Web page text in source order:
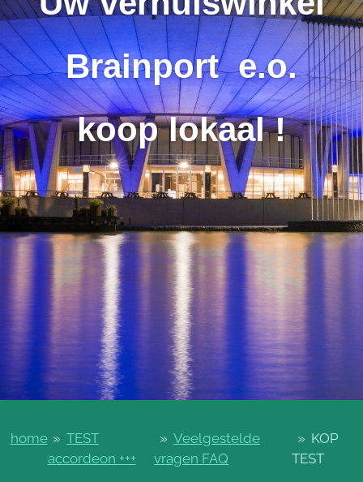
Brainport e.o.
koop lokaal !
home » TEST
accordeon +++
» Veelgestelde
vragen FAQ
» KOP
TEST